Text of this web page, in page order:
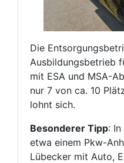
Die
Ausbildungsbetrieb
mit ESA und MSA-
nur 7 von ca. 10
lohnt sich.
Besonderer Tipp:
etwa einem Pkw-
Lübecker mit Auto,